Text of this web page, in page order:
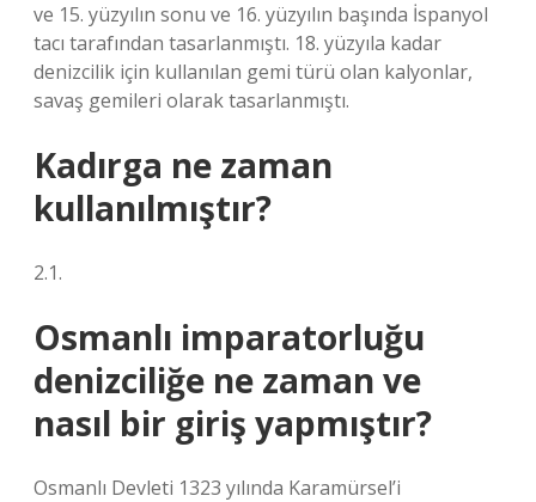
ve 15. yüzyılın sonu ve 16. yüzyılın başında İspanyol
tacı tarafından tasarlanmıştı. 18. yüzyıla kadar
denizcilik için kullanılan gemi türü olan kalyonlar,
savaş gemileri olarak tasarlanmıştı.
Kadırga ne zaman
kullanılmıştır?
2.1.
Osmanlı imparatorluğu
denizciliğe ne zaman ve
nasıl bir giriş yapmıştır?
Osmanlı Devleti 1323 yılında Karamürsel’i